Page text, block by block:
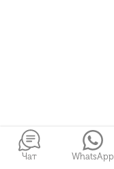
Чат WhatsApp